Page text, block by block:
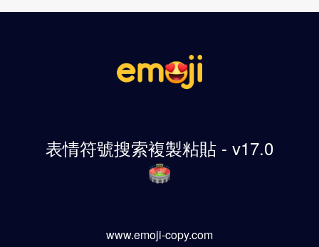
表情符號搜索複製粘貼 - v17.0
www.emoji-copy.com